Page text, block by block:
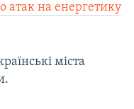
атак на енергетику
міста